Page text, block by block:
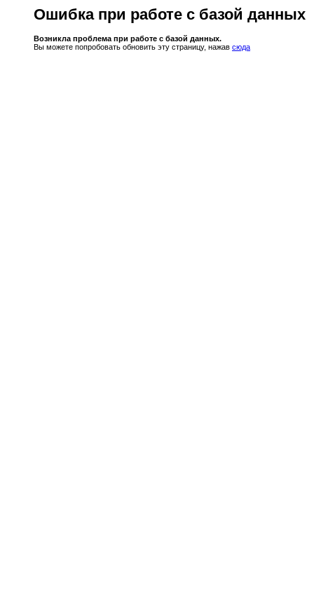
Ошибка при работе с базой данных
Возникла проблема при работе с базой данных.
Вы можете попробовать обновить эту страницу, нажав сюда